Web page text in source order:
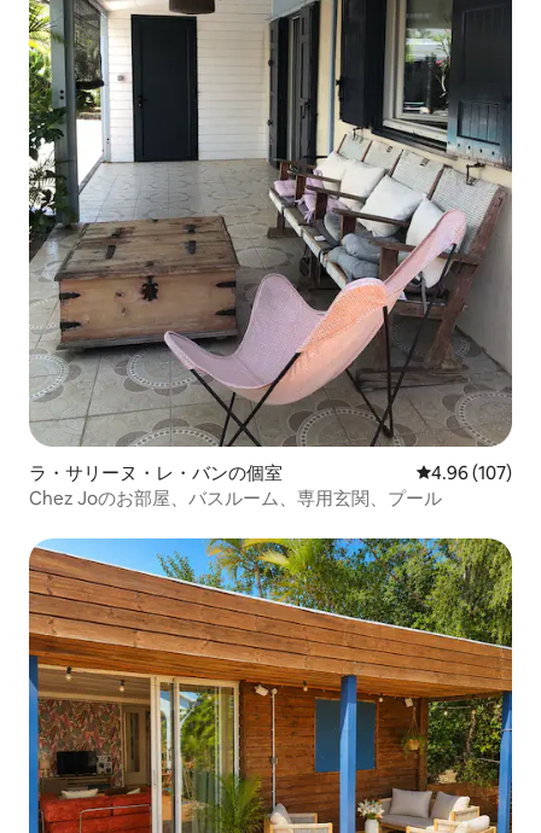
ラ・サリーヌ・レ・バンの個室 レビュー107
4.96 (107)
Chez Joのお部屋、バスルーム、専用玄関、プール